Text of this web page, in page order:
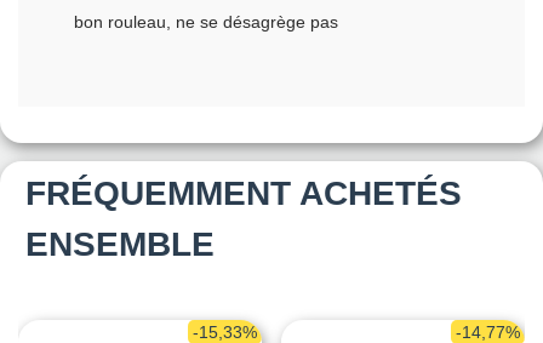
bon rouleau, ne se désagrège pas
FRÉQUEMMENT ACHETÉS
ENSEMBLE
-15,33% -14,77%